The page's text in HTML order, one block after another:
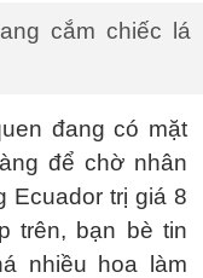
cắm chiếc lá
đang có mặt
để chờ nhân
Ecuador trị giá 8
trên, bạn bè tin
nhiều hoa làm